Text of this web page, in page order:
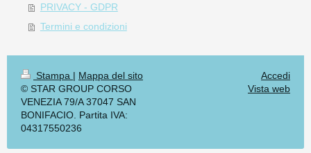
PRIVACY - GDPR
Termini e condizioni
Stampa | Mappa del sito
© STAR GROUP CORSO
VENEZIA 79/A 37047 SAN
BONIFACIO. Partita IVA:
04317550236
Accedi
Vista web